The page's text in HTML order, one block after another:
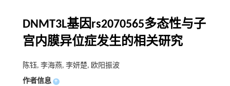
DNMT3L基因rs2070565多态性与子
宫内膜异位症发生的相关研究
陈钰, 李海燕, 李妍楚, 欧阳振波
作者信息 +